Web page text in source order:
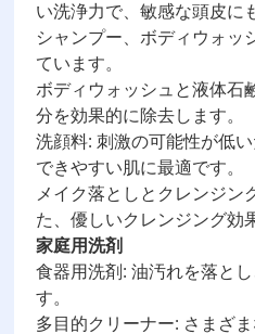
い洗浄力で、敏感な頭皮に
シャンプー、ボディウォッ
ています。
ボディウォッシュと液体石
分を効果的に除去します。
洗顔料: 刺激の可能性が低
できやすい肌に最適です。
メイク落としとクレンジン
た、優しいクレンジング効
家庭用洗剤
食器用洗剤: 油汚れを落と
す。
多目的クリーナー: さまざ